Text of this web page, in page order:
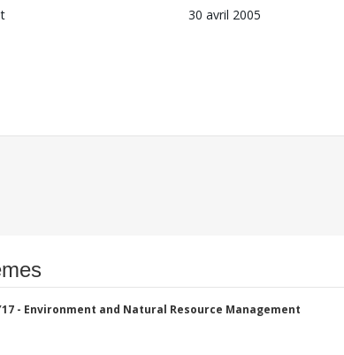
30 avril 2005
- Environment and Natural Resource Management